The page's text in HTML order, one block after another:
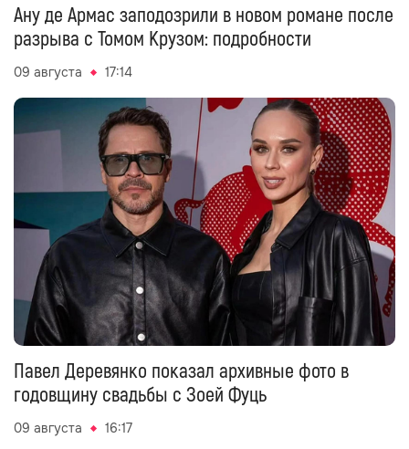
Ану де Армас заподозрили в новом романе после
разрыва с Томом Крузом: подробности
09 августа 17:14
Павел Деревянко показал архивные фото в
годовщину свадьбы с Зоей Фуць
09 августа 16:17